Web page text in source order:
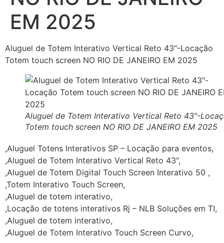
EM 2025
Aluguel de Totem Interativo Vertical Reto 43″-Locação
Totem touch screen NO RIO DE JANEIRO EM 2025
Aluguel de Totem Interativo Vertical Reto 43"-
Totem touch screen NO RIO DE JANEIRO EM 2025
,Aluguel Totens Interativos SP – Locação para eventos,
,Aluguel de Totem Interativo Vertical Reto 43",
,Aluguel de Totem Digital Touch Screen Interativo 50 ,
,Totem Interativo Touch Screen,
,Aluguel de totem interativo,
,Locação de totens interativos Rj – NLB Soluções em TI,
,Aluguel de totem interativo,
,Aluguel de Totem Interativo Touch Screen Curvo,